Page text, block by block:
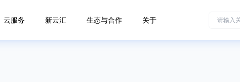
云服务 新云汇 生态与合作 关于